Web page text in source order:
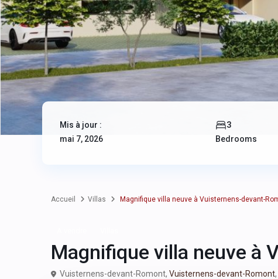
Mis à jour :
mai 7, 2026
3
Bedrooms
Accueil Villas Magnifique villa neuve à Vuisternens-devant-
Magnifique villa neuve à
Vuisternens-devant-Romont, Vuisternens-devant-Romont,